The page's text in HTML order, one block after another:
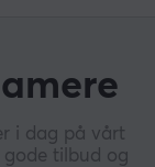
i dag på vårt
gode tilbud og